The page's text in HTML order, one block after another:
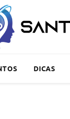
DICAS